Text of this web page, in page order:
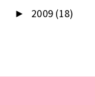
► 2009 (18)